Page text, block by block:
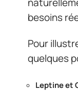
besoins
Pour
quelques
Leptine et